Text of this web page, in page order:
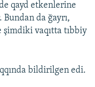
qayd etkenlerine
da ğayrı,
şimdiki vaqıtta tıbbiy
bildirilgen edi.